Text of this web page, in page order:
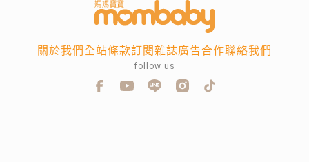
關於我們全站條款訂閱雜誌廣告合作聯絡我們
follow us